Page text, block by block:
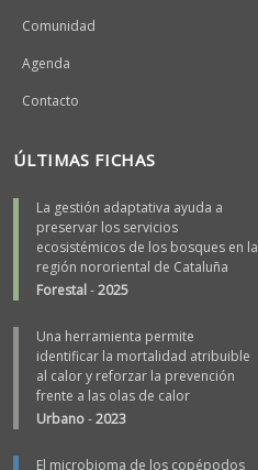
Comunidad
Agenda
Contacto
ÚLTIMAS FICHAS
La gestión adaptativa ayuda a
preservar los servicios
ecosistémicos de los bosques en la
región nororiental de Cataluña
Forestal-2025
Una herramienta permite
identificar la mortalidad atribuible
al calor y reforzar la prevención
frente a las olas de calor
Urbano-2023
El microbioma de los copépodos